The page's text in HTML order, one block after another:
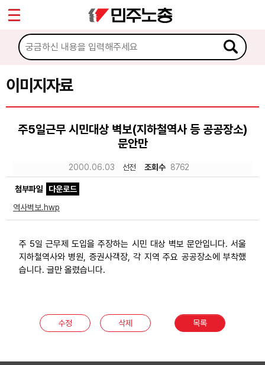
이미지자료
주5일근무 시민대상 벽보(지하철역사 등 공공장소)
문안만
2000.06.03 선전 조회수 8762
첨부파일
다운로드
역사벽보.hwp
주 5일 근무제 도입을 주장하는 시민 대상 벽보 문안입니다. 서울
지하철역사와 병원, 증권사객장, 각 지역 주요 공공장소에 부착했
습니다. 글만 올렸습니다.
수정 삭제 목록
마이페이지
소개
소식
문서자료
이미지자료
카드뉴스
Sketchbook5, 스케치북5
Sketchbook5, 스케치북5